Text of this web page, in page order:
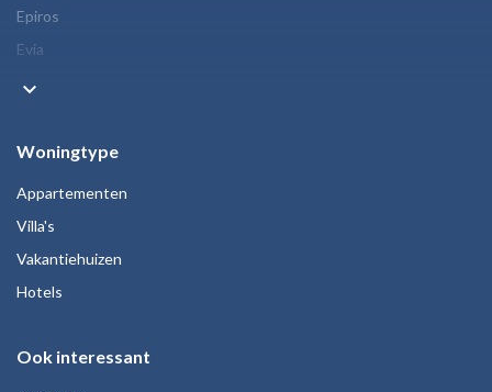
Epiros
Evia
keyboard_arrow_down
Woningtype
Appartementen
Villa's
Vakantiehuizen
Hotels
Ook interessant